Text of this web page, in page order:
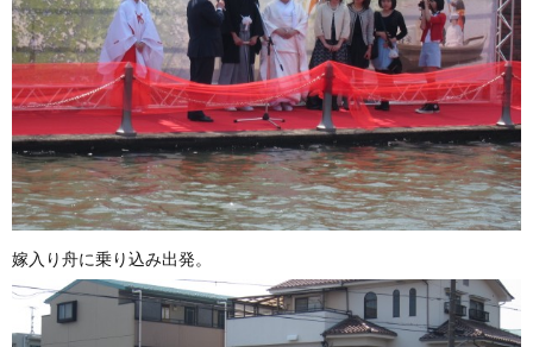
嫁入り舟に乗り込み出発。